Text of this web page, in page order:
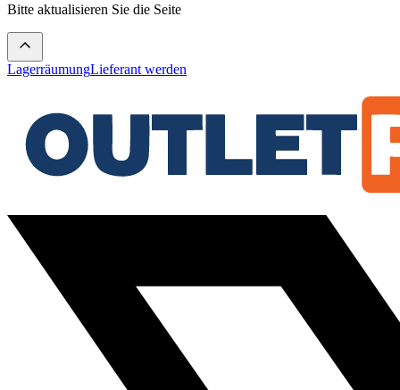
Bitte aktualisieren Sie die Seite
LagerräumungLieferant werden